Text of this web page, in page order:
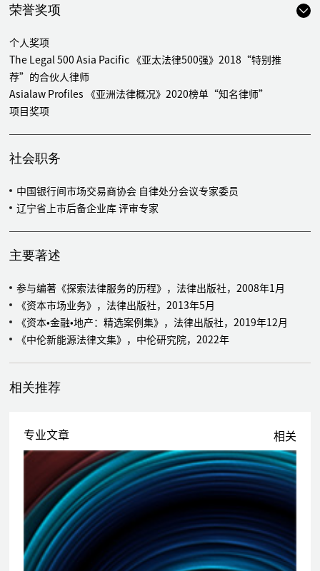
作为发行人法律顾问，为招商局公路网络科技控股股份有限公司（0
作为发行人法律顾问，为金能科技股份有限公司（603113.SH）主
板IPO提供法律服务
作为发行人法律顾问，为江苏日盈电子股份有限公司（603286.S
H）主板IPO提供法律服务
作为发行人法律顾问，为南京埃斯顿自动化股份有限公司（002747.
SZ）主板IPO提供法律服务
作为发行人中国法律顾问，江苏瑞科生物技术股份有限公司（2179.
HK）H股IPO提供法律服务
作为发行人中国法律顾问，中国天瑞汽车内饰件有限公司（06162.
作为保荐人和主承销商中国法律顾问，为中国铁塔股份有限公司（0
0788.HK）H股IPO提供法律服务
作为发行人中国法律顾问，大唐环境产业集团股份有限公司（0127
2.HK）H股IPO提供法律服务
作为发行人中国法律顾问，为中节能太阳能股份有限公司（000591.
作为发行人中国法律顾问，为安徽古井贡酒股份有限公司（000596.
SZ）2021年非公开发行股票提供法律服务
作为发行人中国法律顾问，为金能科技股份有限公司（603113.S
H）2020年非公开发行股票提供法律服务
作为发行人中国法律顾问，为金能科技股份有限公司（603113.S
H）2019年公开发行可转换公司债券提供法律服务
作为发行人中国法律顾问，为南京埃斯顿自动化股份有限公司（002
荣誉奖项
个人奖项
The Legal 500 Asia Pacific 《亚太法律500强》2018“特别推
荐”的合伙人律师
Asialaw Profiles 《亚洲法律概况》2020榜单“知名律师”
项目奖项
社会职务
中国银行间市场交易商协会 自律处分会议专家委员
辽宁省上市后备企业库 评审专家
主要著述
参与编著《探索法律服务的历程》，法律出版社，2008年1月
《资本市场业务》，法律出版社，2013年5月
《资本•金融•地产：精选案例集》，法律出版社，2019年12月
《中伦新能源法律文集》，中伦研究院，2022年
相关推荐
专业文章 相关